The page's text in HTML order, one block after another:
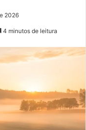
2026
4 minutos de leitura